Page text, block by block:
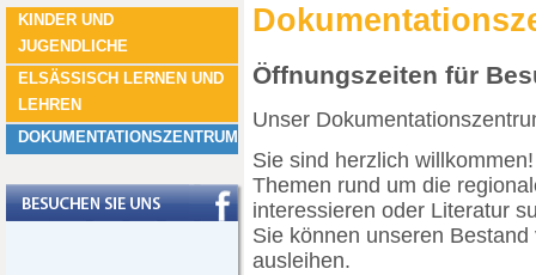
KINDER UND
JUGENDLICHE
ELSÄSSISCH LERNEN UND
LEHREN
DOKUMENTATIONSZENTRUM
Öffnungszeiten für
Unser
Sie sind herzlich
Themen rund um die
interessieren oder Literatur
Sie können unseren
ausleihen.